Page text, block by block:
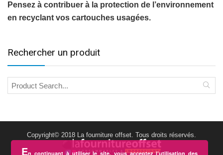
Pensez à contribuer à la protection de l’environnement
en recyclant vos cartouches usagées.
Rechercher un produit
Copyright© 2018 La fourniture offset. Tous droits réservés.
En continuant à utiliser le site, vous acceptez l’utilisation des